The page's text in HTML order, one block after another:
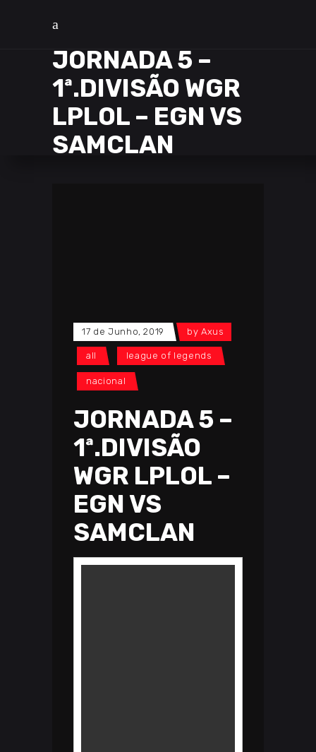
JORNADA 5 –
1ª.DIVISÃO WGR
LPLOL – EGN VS
SAMCLAN
17 de Junho, 2019 byAxus
all league of legends
nacional
JORNADA 5 –
1ª.DIVISÃO
WGR LPLOL –
EGN VS
SAMCLAN